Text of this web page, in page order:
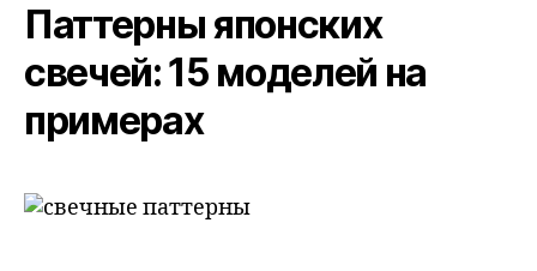
Паттерны японских
свечей: 15 моделей на
примерах